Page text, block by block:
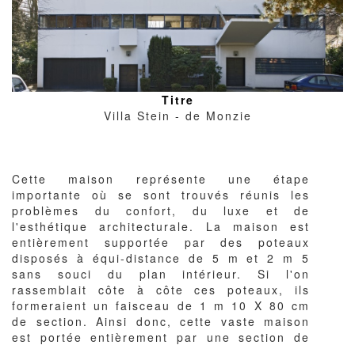
Titre
Villa Stein - de Monzie
Corps
du
texte
Cette maison représente une étape
importante où se sont trouvés réunis les
problèmes du confort, du luxe et de
l'esthétique architecturale. La maison est
entièrement supportée par des poteaux
disposés à équi-distance de 5 m et 2 m 5
sans souci du plan intérieur. Si l'on
rassemblait côte à côte ces poteaux, ils
formeraient un faisceau de 1 m 10 X 80 cm
de section. Ainsi donc, cette vaste maison
est portée entièrement par une section de